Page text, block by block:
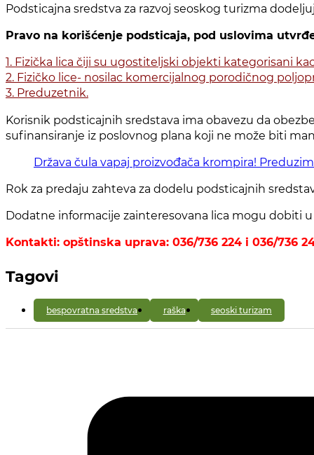
Podsticajna sredstva za razvoj seoskog turizma
Pravo na korišćenje podsticaja, pod uslovima
1. Fizička lica čiji su ugostiteljski objekti kategorisani
2. Fizičko lice- nosilac komercijalnog porodičnog
3. Preduzetnik.
Korisnik podsticajnih sredstava ima obavezu da
sufinansiranje iz poslovnog plana koji ne može biti
Država čula vapaj proizvođača krompira!
Rok za predaju zahteva za dodelu podsticajnih
Dodatne informacije zainteresovana lica mogu dobiti
Kontakti: opštinska uprava: 036/736 224 i 036/736
Tagovi
bespovratna sredstva raška seoski turizam